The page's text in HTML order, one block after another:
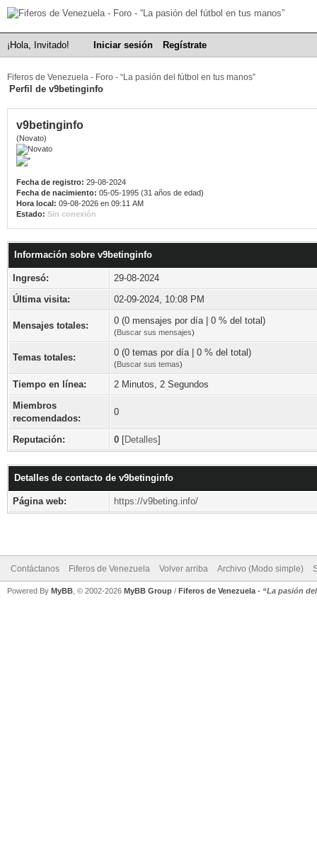
¡Hola, Invitado! Iniciar sesión Regístrate
Fiferos de Venezuela - Foro - “La pasión del fútbol en tus manos”
Perfil de v9betinginfo
v9betinginfo
(Novato)
Fecha de registro: 29-08-2024
Fecha de nacimiento: 05-05-1995 (31 años de edad)
Hora local: 09-08-2026 en 09:11 AM
Estado: Sin conexión
Información sobre v9betinginfo
Ingresó:
29-08-2024
Última visita:
02-09-2024, 10:08 PM
Mensajes totales: 0 (0 mensajes por día | 0 % del total)
(Buscar sus mensajes)
Temas totales: 0 (0 temas por día | 0 % del total)
(Buscar sus temas)
Tiempo en línea:
2 Minutos, 2 Segundos
Miembros
recomendados:
0
Reputación: 0 [Detalles]
Detalles de contacto de v9betinginfo
Página web: https://v9beting.info/
Contáctanos Fiferos de Venezuela Volver arriba Archivo (Modo simple)
Powered By MyBB , © 2002-2026 MyBB Group / Fiferos de Venezuela - “La pasión